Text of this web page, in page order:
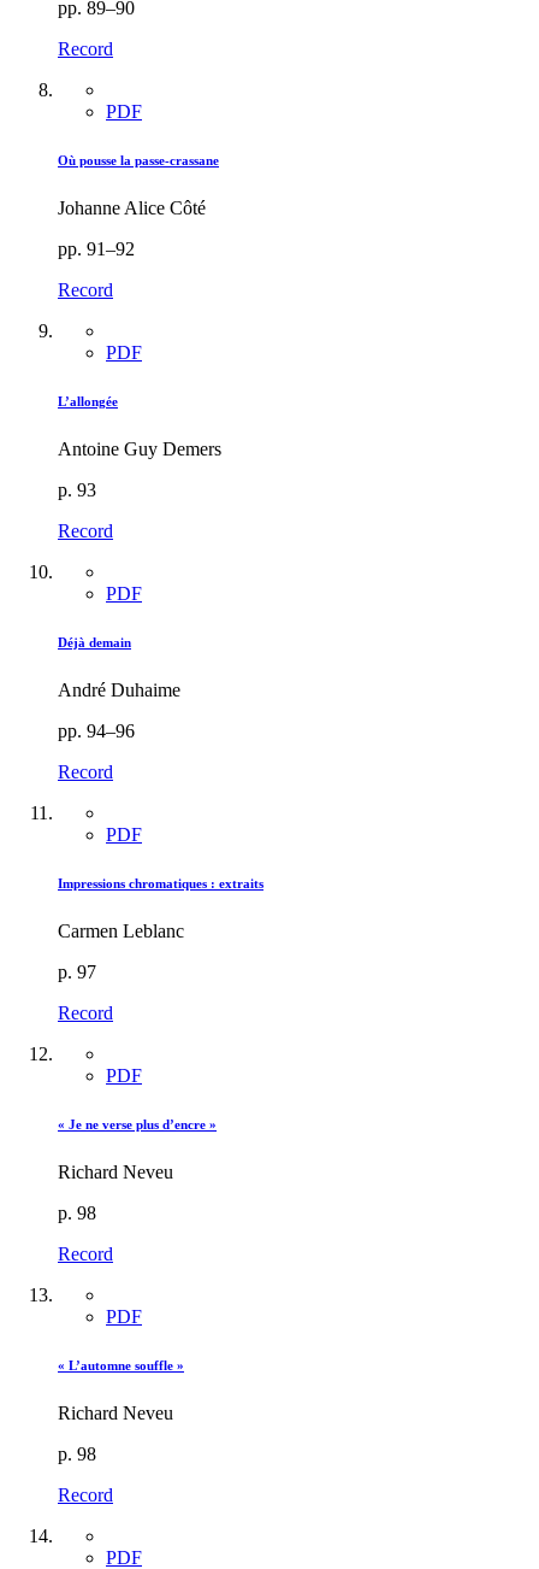
pp. 89–90
Record
PDF
Où pousse la passe-crassane
Johanne Alice Côté
pp. 91–92
Record
PDF
L’allongée
Antoine Guy Demers
p. 93
Record
PDF
Déjà demain
André Duhaime
pp. 94–96
Record
PDF
Impressions chromatiques : extraits
Carmen Leblanc
p. 97
Record
PDF
« Je ne verse plus d’encre »
Richard Neveu
p. 98
Record
PDF
« L’automne souffle »
Richard Neveu
p. 98
Record
PDF